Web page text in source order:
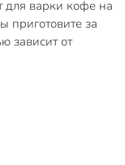
для варки кофе на
приготовите за
зависит от